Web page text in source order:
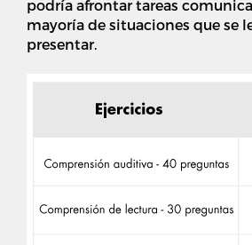
podría afrontar tareas
mayoría de situaciones que se
presentar.